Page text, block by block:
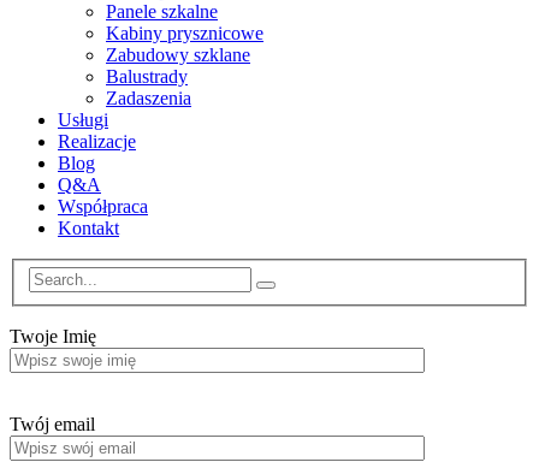
Panele szkalne
Kabiny prysznicowe
Zabudowy szklane
Balustrady
Zadaszenia
Usługi
Realizacje
Blog
Q&A
Współpraca
Kontakt
Twoje Imię
Twój email